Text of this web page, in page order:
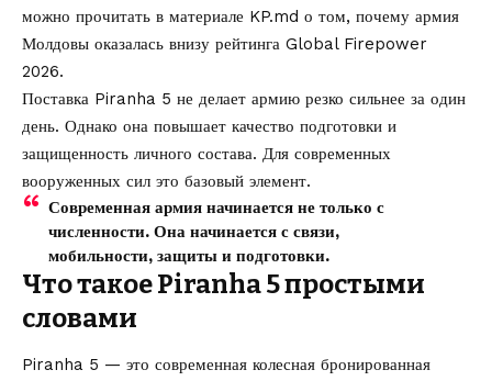
можно прочитать в материале KP.md о том, почему армия
Молдовы оказалась внизу рейтинга Global Firepower
2026.
Поставка Piranha 5 не делает армию резко сильнее за один
день. Однако она повышает качество подготовки и
защищенность личного состава. Для современных
вооруженных сил это базовый элемент.
Современная армия начинается не только с
численности. Она начинается с связи,
мобильности, защиты и подготовки.
Что такое Piranha 5 простыми
словами
Piranha 5 — это современная колесная бронированная